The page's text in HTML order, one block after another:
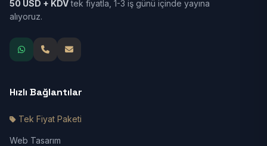
50 USD + KDVtek fiyatla, 1-3 iş günü içinde yayına
alıyoruz.
Hızlı Bağlantılar
Tek Fiyat Paketi
Web Tasarım